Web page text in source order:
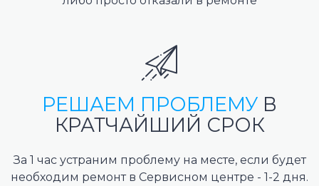
РЕШАЕМ ПРОБЛЕМУ В
КРАТЧАЙШИЙ СРОК
За 1 час устраним проблему на месте, если будет
необходим ремонт в Сервисном центре - 1-2 дня.